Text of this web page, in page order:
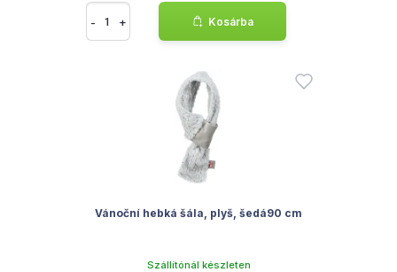
- + Kosárba
Vánoční hebká šála, plyš, šedá90 cm
Szállítónál készleten